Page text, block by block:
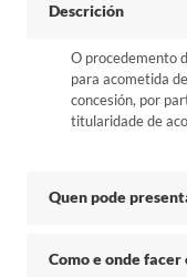
Descrición
O procedemento
para acometida
concesión, por
titularidade de
Quen pode
Como e onde facer